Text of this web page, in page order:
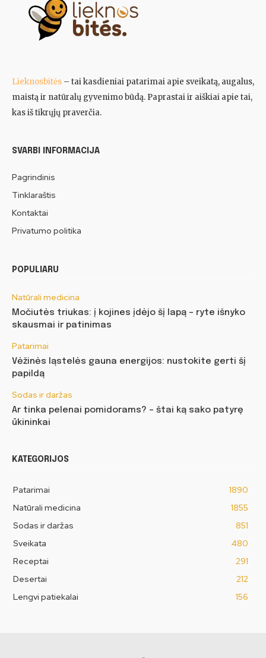
Lieknosbitės – tai kasdieniai patarimai apie sveikatą, augalus,
maistą ir natūralų gyvenimo būdą. Paprastai ir aiškiai apie tai,
kas iš tikrųjų praverčia.
SVARBI INFORMACIJA
Pagrindinis
Tinklaraštis
Kontaktai
Privatumo politika
POPULIARU
Natūrali medicina
Močiutės triukas: į kojines įdėjo šį lapą – ryte išnyko
skausmai ir patinimas
Patarimai
Vėžinės ląstelės gauna energijos: nustokite gerti šį
papildą
Sodas ir daržas
Ar tinka pelenai pomidorams? – štai ką sako patyrę
ūkininkai
KATEGORIJOS
Patarimai
1890
Natūrali medicina
1855
Sodas ir daržas
851
Sveikata
480
Receptai
291
Desertai
212
Lengvi patiekalai
156